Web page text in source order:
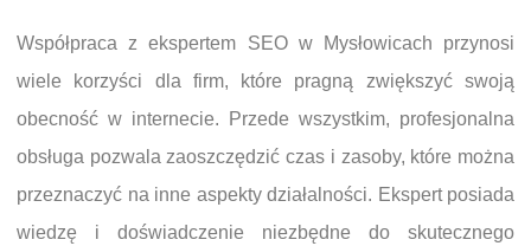
Współpraca z ekspertem SEO w Mysłowicach przynosi
wiele korzyści dla firm, które pragną zwiększyć swoją
obecność w internecie. Przede wszystkim, profesjonalna
obsługa pozwala zaoszczędzić czas i zasoby, które można
przeznaczyć na inne aspekty działalności. Ekspert posiada
wiedzę i doświadczenie niezbędne do skutecznego